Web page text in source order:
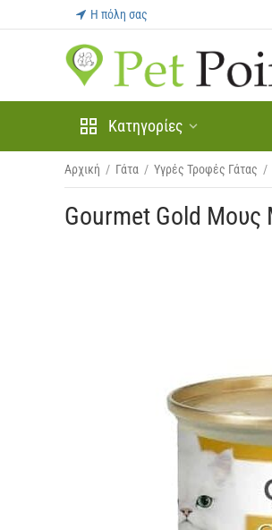
Η πόλη σας
Κατηγορίες
Αρχική / Γάτα / Υγρές Τροφές Γάτας /
Gourmet Gold